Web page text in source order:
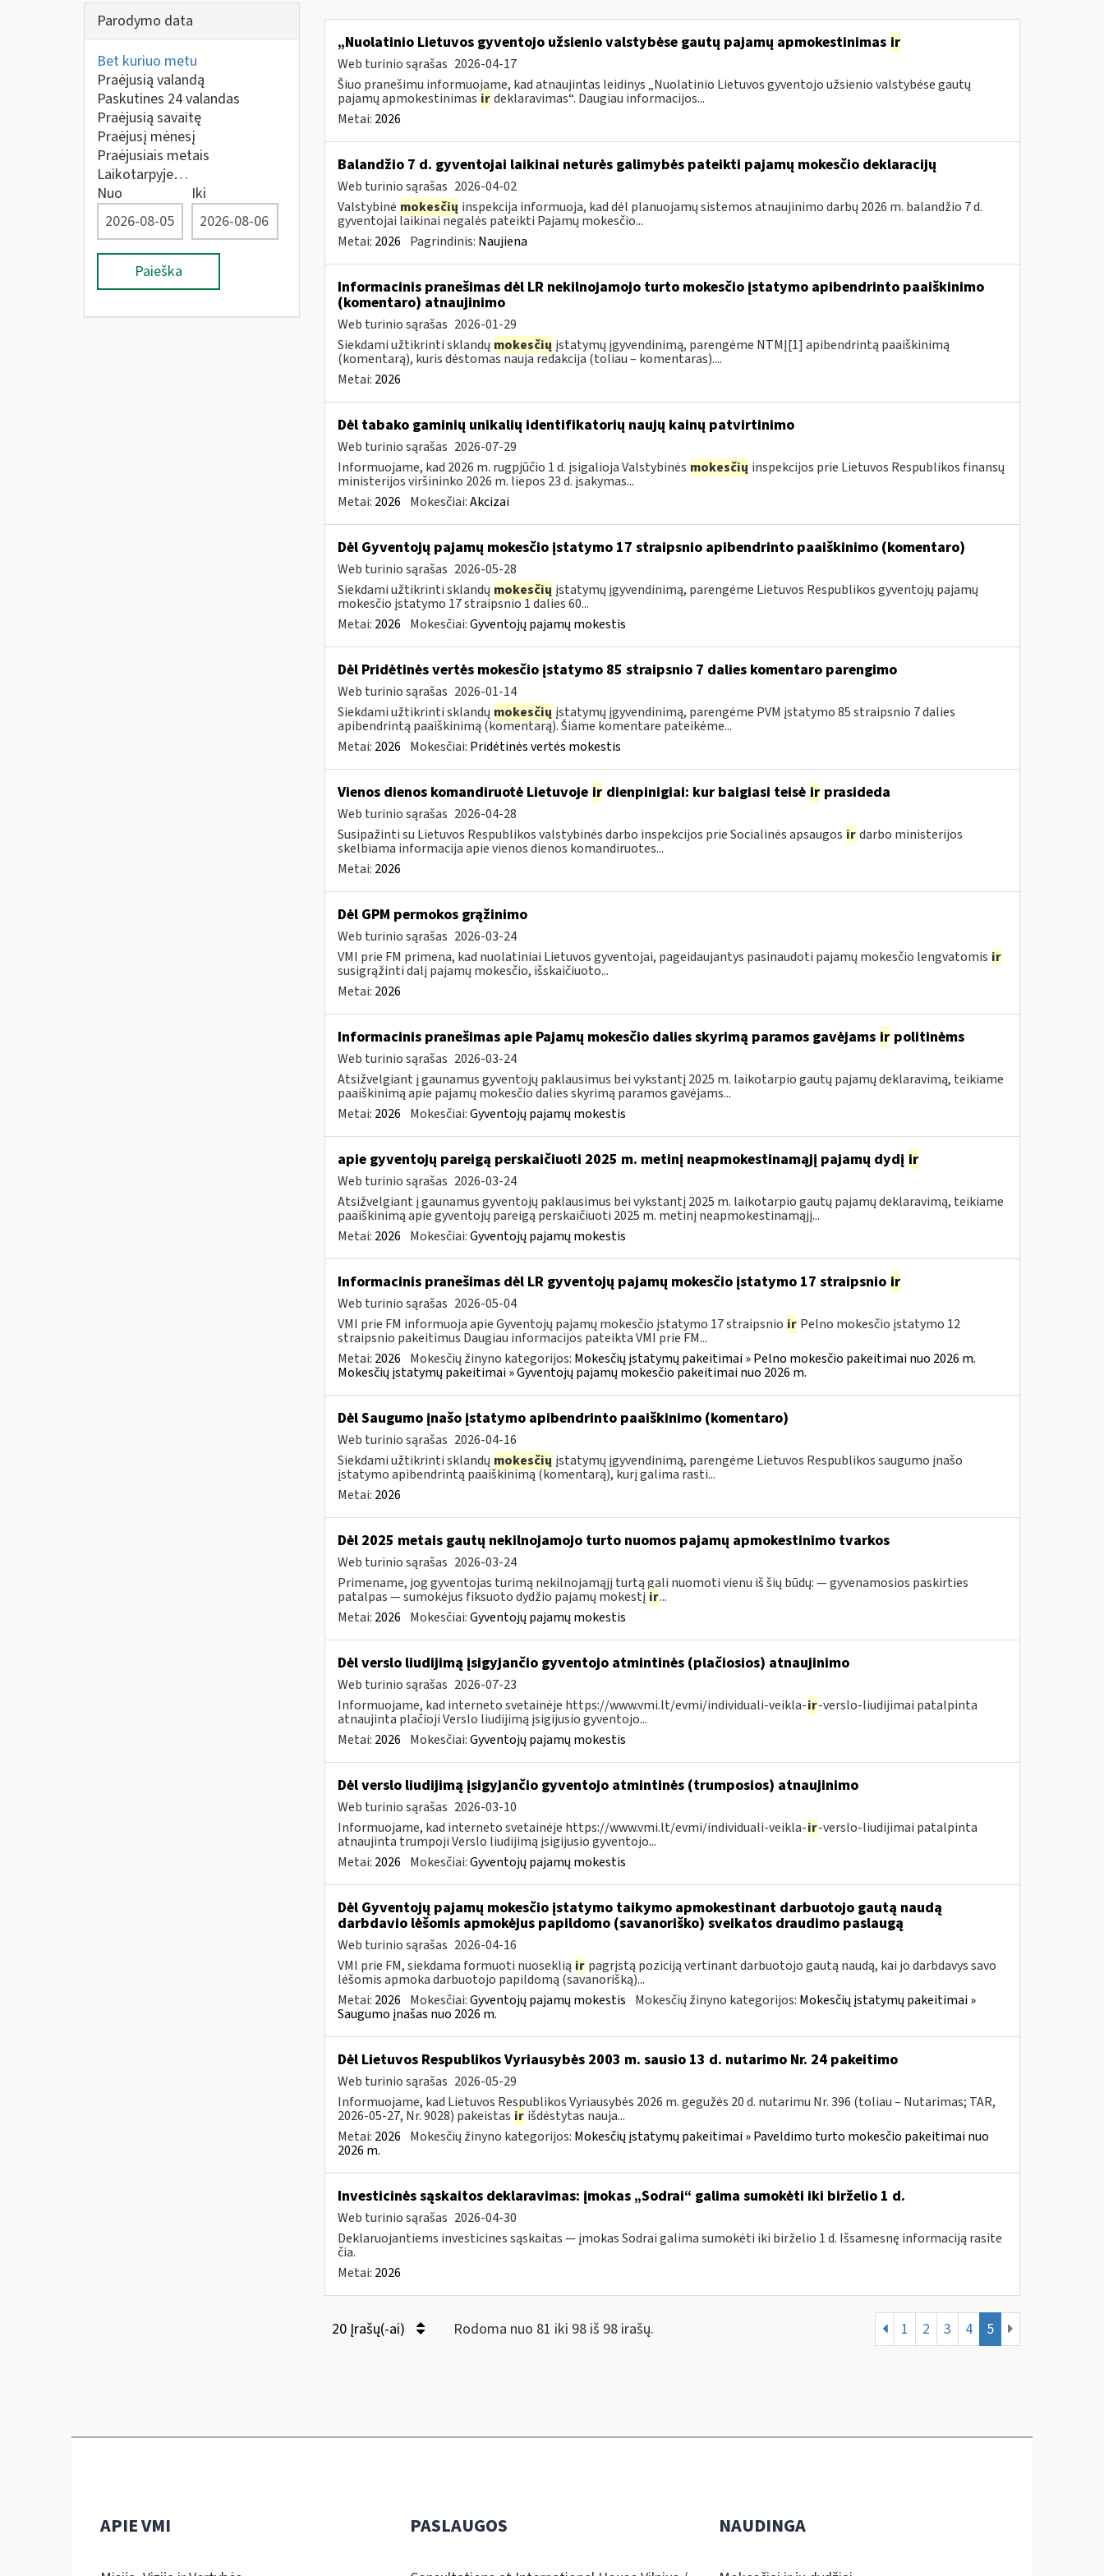
Parodymo data
Bet kuriuo metu
Praėjusią valandą
Paskutines 24 valandas
Praėjusią savaitę
Praėjusį mėnesį
Praėjusiais metais
Laikotarpyje…
Nuo
Iki
Paieška
„Nuolatinio Lietuvos gyventojo užsienio valstybėse gautų pajamų apmokestinimas ir
Web turinio sąrašas 2026-04-17
Šiuo pranešimu informuojame, kad atnaujintas leidinys „Nuolatinio Lietuvos gyventojo užsienio valstybėse gautų
pajamų apmokestinimas ir deklaravimas“. Daugiau informacijos...
Metai: 2026
Balandžio 7 d. gyventojai laikinai neturės galimybės pateikti pajamų mokesčio deklaracijų
Web turinio sąrašas 2026-04-02
Valstybinė mokesčių inspekcija informuoja, kad dėl planuojamų sistemos atnaujinimo darbų 2026 m. balandžio 7 d.
gyventojai laikinai negalės pateikti Pajamų mokesčio...
Metai: 2026 Pagrindinis: Naujiena
Informacinis pranešimas dėl LR nekilnojamojo turto mokesčio įstatymo apibendrinto paaiškinimo
(komentaro) atnaujinimo
Web turinio sąrašas 2026-01-29
Siekdami užtikrinti sklandų mokesčių įstatymų įgyvendinimą, parengėme NTMĮ[1] apibendrintą paaiškinimą
(komentarą), kuris dėstomas nauja redakcija (toliau – komentaras)....
Metai: 2026
Dėl tabako gaminių unikalių identifikatorių naujų kainų patvirtinimo
Web turinio sąrašas 2026-07-29
Informuojame, kad 2026 m. rugpjūčio 1 d. įsigalioja Valstybinės mokesčių inspekcijos prie Lietuvos Respublikos finansų
ministerijos viršininko 2026 m. liepos 23 d. įsakymas...
Metai: 2026 Mokesčiai:Akcizai
Dėl Gyventojų pajamų mokesčio įstatymo 17 straipsnio apibendrinto paaiškinimo (komentaro)
Web turinio sąrašas 2026-05-28
Siekdami užtikrinti sklandų mokesčių įstatymų įgyvendinimą, parengėme Lietuvos Respublikos gyventojų pajamų
mokesčio įstatymo 17 straipsnio 1 dalies 60...
Metai: 2026 Mokesčiai:Gyventojų pajamų mokestis
Dėl Pridėtinės vertės mokesčio įstatymo 85 straipsnio 7 dalies komentaro parengimo
Web turinio sąrašas 2026-01-14
Siekdami užtikrinti sklandų mokesčių įstatymų įgyvendinimą, parengėme PVM įstatymo 85 straipsnio 7 dalies
apibendrintą paaiškinimą (komentarą). Šiame komentare pateikėme...
Metai: 2026 Mokesčiai: Pridėtinės vertės mokestis
Vienos dienos komandiruotė Lietuvoje irdienpinigiai: kur baigiasi teisė irprasideda
Web turinio sąrašas 2026-04-28
Susipažinti su Lietuvos Respublikos valstybinės darbo inspekcijos prie Socialinės apsaugos ir darbo ministerijos
skelbiama informacija apie vienos dienos komandiruotes...
Metai: 2026
Dėl GPM permokos grąžinimo
Web turinio sąrašas 2026-03-24
VMI prie FM primena, kad nuolatiniai Lietuvos gyventojai, pageidaujantys pasinaudoti pajamų mokesčio lengvatomis ir
susigrąžinti dalį pajamų mokesčio, išskaičiuoto...
Metai: 2026
Informacinis pranešimas apie Pajamų mokesčio dalies skyrimą paramos gavėjams irpolitinėms
Web turinio sąrašas 2026-03-24
Atsižvelgiant į gaunamus gyventojų paklausimus bei vykstantį 2025 m. laikotarpio gautų pajamų deklaravimą, teikiame
paaiškinimą apie pajamų mokesčio dalies skyrimą paramos gavėjams...
Metai: 2026 Mokesčiai:Gyventojų pajamų mokestis
apie gyventojų pareigą perskaičiuoti 2025 m. metinį neapmokestinamąjį pajamų dydį ir
Web turinio sąrašas 2026-03-24
Atsižvelgiant į gaunamus gyventojų paklausimus bei vykstantį 2025 m. laikotarpio gautų pajamų deklaravimą, teikiame
paaiškinimą apie gyventojų pareigą perskaičiuoti 2025 m. metinį neapmokestinamąjį...
Metai: 2026 Mokesčiai:Gyventojų pajamų mokestis
Informacinis pranešimas dėl LR gyventojų pajamų mokesčio įstatymo 17 straipsnio ir
Web turinio sąrašas 2026-05-04
VMI prie FM informuoja apie Gyventojų pajamų mokesčio įstatymo 17 straipsnio ir Pelno mokesčio įstatymo 12
straipsnio pakeitimus Daugiau informacijos pateikta VMI prie FM...
Metai: 2026 Mokesčių žinyno kategorijos: Mokesčių įstatymų pakeitimai » Pelno mokesčio pakeitimai nuo 2026 m.
Mokesčių įstatymų pakeitimai » Gyventojų pajamų mokesčio pakeitimai nuo 2026 m.
Dėl Saugumo įnašo įstatymo apibendrinto paaiškinimo (komentaro)
Web turinio sąrašas 2026-04-16
Siekdami užtikrinti sklandų mokesčių įstatymų įgyvendinimą, parengėme Lietuvos Respublikos saugumo įnašo
įstatymo apibendrintą paaiškinimą (komentarą), kurį galima rasti...
Metai: 2026
Dėl 2025 metais gautų nekilnojamojo turto nuomos pajamų apmokestinimo tvarkos
Web turinio sąrašas 2026-03-24
Primename, jog gyventojas turimą nekilnojamąjį turtą gali nuomoti vienu iš šių būdų: — gyvenamosios paskirties
patalpas — sumokėjus fiksuoto dydžio pajamų mokestį ir...
Metai: 2026 Mokesčiai:Gyventojų pajamų mokestis
Dėl verslo liudijimą įsigyjančio gyventojo atmintinės (plačiosios) atnaujinimo
Web turinio sąrašas 2026-07-23
Informuojame, kad interneto svetainėje https://www.vmi.lt/evmi/individuali-veikla-ir-verslo-liudijimai patalpinta
atnaujinta plačioji Verslo liudijimą įsigijusio gyventojo...
Metai: 2026 Mokesčiai:Gyventojų pajamų mokestis
Dėl verslo liudijimą įsigyjančio gyventojo atmintinės (trumposios) atnaujinimo
Web turinio sąrašas 2026-03-10
Informuojame, kad interneto svetainėje https://www.vmi.lt/evmi/individuali-veikla-ir-verslo-liudijimai patalpinta
atnaujinta trumpoji Verslo liudijimą įsigijusio gyventojo...
Metai: 2026 Mokesčiai:Gyventojų pajamų mokestis
Dėl Gyventojų pajamų mokesčio įstatymo taikymo apmokestinant darbuotojo gautą naudą
darbdavio lėšomis apmokėjus papildomo (savanoriško) sveikatos draudimo paslaugą
Web turinio sąrašas 2026-04-16
VMI prie FM, siekdama formuoti nuoseklią ir pagrįstą poziciją vertinant darbuotojo gautą naudą, kai jo darbdavys savo
lėšomis apmoka darbuotojo papildomą (savanorišką)...
Metai: 2026 Mokesčiai:Gyventojų pajamų mokestis Mokesčių žinyno kategorijos: Mokesčių įstatymų pakeitimai »
Saugumo įnašas nuo 2026 m.
Dėl Lietuvos Respublikos Vyriausybės 2003 m. sausio 13 d. nutarimo Nr. 24 pakeitimo
Web turinio sąrašas 2026-05-29
Informuojame, kad Lietuvos Respublikos Vyriausybės 2026 m. gegužės 20 d. nutarimu Nr. 396 (toliau – Nutarimas; TAR,
2026-05-27, Nr. 9028) pakeistas ir išdėstytas nauja...
Metai: 2026 Mokesčių žinyno kategorijos: Mokesčių įstatymų pakeitimai » Paveldimo turto mokesčio pakeitimai nuo
2026 m.
Investicinės sąskaitos deklaravimas: įmokas „Sodrai“ galima sumokėti iki birželio 1 d.
Web turinio sąrašas 2026-04-30
Deklaruojantiems investicines sąskaitas — įmokas Sodrai galima sumokėti iki birželio 1 d. Išsamesnę informaciją rasite
čia.
Metai: 2026
20 Įrašų(-ai) Rodoma nuo 81 iki 98 iš 98 irašų. 1 2 3 4 5
APIE VMI PASLAUGOS NAUDINGA